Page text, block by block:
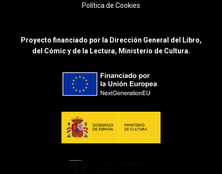
Política de Cookies
Proyecto financiado por la Dirección General del Libro,
del Cómic y de la Lectura, Ministerio de Cultura.